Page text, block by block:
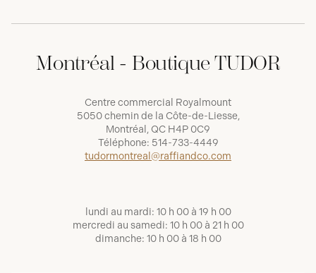
Montréal - Boutique TUDOR
Centre commercial Royalmount
5050 chemin de la Côte-de-Liesse,
Montréal, QC H4P 0C9
Téléphone: 514-733-4449
tudormontreal@raffiandco.com
lundi au mardi: 10 h 00 à 19 h 00
mercredi au samedi: 10 h 00 à 21 h 00
dimanche: 10 h 00 à 18 h 00